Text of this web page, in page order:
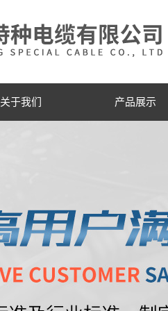
关于我们 产品展示